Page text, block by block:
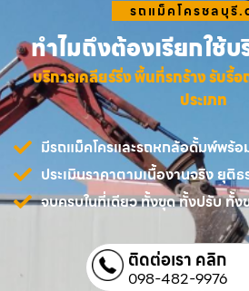
รถแม็คโครชลบุรี
ทำไมถึงต้องเรียกใช้บ
บริการเคลียร์ริ่ง พื้นที่รกร้าง รับรื้
ประเภท
มีรถแม็คโครและรถหกล้อดั้มพ์พร้
ประเมินราคาตามเนื้องานจริง ยุติ
จบครบในที่เดียว ทั้งขุด ทั้งปรับ ทั้ง
ติดต่อเรา คลิก
098-482-9976